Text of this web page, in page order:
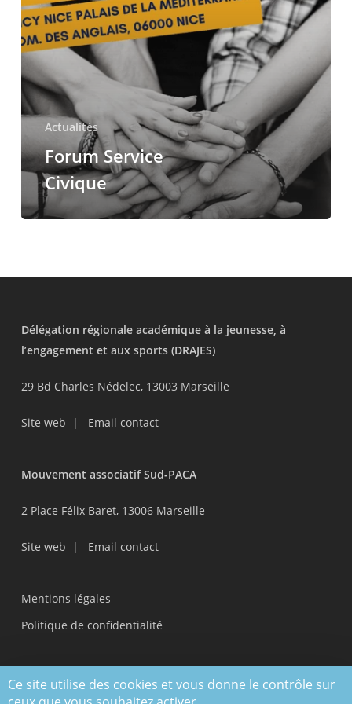
Actualités
Forum Service
Civique
Délégation régionale académique à la jeunesse, à
l’engagement et aux sports (DRAJES)
29 Bd Charles Nédelec, 13003 Marseille
Site web | Email contact
Mouvement associatif Sud-PACA
2 Place Félix Baret, 13006 Marseille
Site web | Email contact
Mentions légales
Politique de confidentialité
Actualités
Ce site utilise des cookies et vous donne le contrôle sur